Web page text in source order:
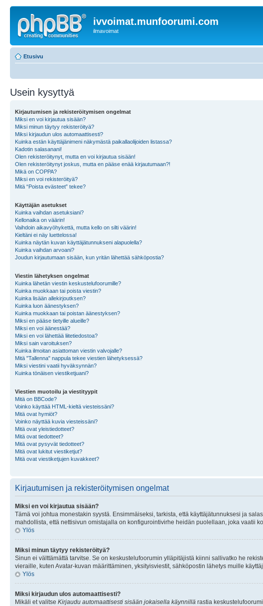
ivvoimat.munfoorumi.com
ilmavoimat
Etusivu
Usein kysyttyä
Kirjautumisen ja rekisteröitymisen ongelmat
Miksi en voi kirjautua sisään?
Miksi minun täytyy rekisteröityä?
Miksi kirjaudun ulos automaattisesti?
Kuinka estän käyttäjänimeni näkymästä paikallaolijoiden listassa?
Kadotin salasanani!
Olen rekisteröitynyt, mutta en voi kirjautua sisään!
Olen rekisteröitynyt joskus, mutta en pääse enää kirjautumaan?!
Mikä on COPPA?
Miksi en voi rekisteröityä?
Mitä “Poista evästeet” tekee?
Käyttäjän asetukset
Kuinka vaihdan asetuksiani?
Kellonaika on väärin!
Vaihdoin aikavyöhykettä, mutta kello on silti väärin!
Kieltäni ei näy luettelossa!
Kuinka näytän kuvan käyttäjätunnukseni alapuolella?
Kuinka vaihdan arvoani?
Joudun kirjautumaan sisään, kun yritän lähettää sähköpostia?
Viestin lähetyksen ongelmat
Kuinka lähetän viestin keskustelufoorumille?
Kuinka muokkaan tai poista viestin?
Kuinka lisään allekirjoutksen?
Kuinka luon äänestyksen?
Kuinka muokkaan tai poistan äänestyksen?
Miksi en pääse tietyille alueille?
Miksi en voi äänestää?
Miksi en voi lähettää liitetiedostoa?
Miksi sain varoituksen?
Kuinka ilmoitan asiattoman viestin valvojalle?
Mitä "Tallenna" nappula tekee viestien lähetyksessä?
Miksi viestini vaatii hyväksynnän?
Kuinka tönäisen viestiketjuani?
Viestien muotoilu ja viestityypit
Mitä on BBCode?
Voinko käyttää HTML-kieltä viesteissäni?
Mitä ovat hymiöt?
Voinko näyttää kuvia viesteissäni?
Mitä ovat yleistiedotteet?
Mitä ovat tiedotteet?
Mitä ovat pysyvät tiedotteet?
Mitä ovat lukitut viestiketjut?
Mitä ovat viestiketjujen kuvakkeet?
Kirjautumisen ja rekisteröitymisen ongelmat
Miksi en voi kirjautua sisään?
Tämä voi johtua monestakin syystä. Ensimmäiseksi, tarkista, että käyttäjätunnuksesi ja
mahdollista, että nettisivun omistajalla on konfigurointivirhe heidän puolellaan, joka vaatii
Ylös
Miksi minun täytyy rekisteröityä?
Sinun ei välttämättä tarvitse. Se on keskustelufoorumin ylläpitäjistä kiinni sallivatko he
vieraille, kuten Avatar-kuvan määrittäminen, yksityisviestit, sähköpostin lähetys muille
Ylös
Miksi kirjaudun ulos automaattisesti?
Mikäli et valitse Kirjaudu automaattisesti sisään jokaisella käynnillä rastia